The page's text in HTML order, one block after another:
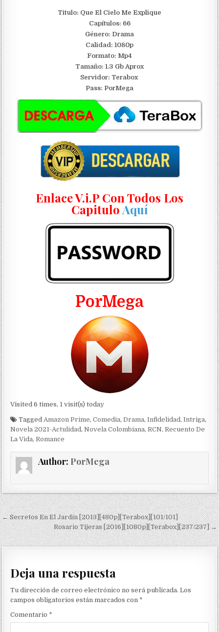
Titulo: Que El Cielo Me Explique
Capítulos: 66
Género: Drama
Calidad: 1080p
Formato: Mp4
Tamaño: 1.3 Gb Aprox
Servidor: Terabox
Pass: PorMega
Enlace V.i.P Con Todos Los
Capitulo Aquí
PorMega
Visited 6 times, 1 visit(s) today
Tagged Amazon Prime,Comedia,Drama,Infidelidad,Intriga,
Novela 2021-Actulidad,Novela Colombiana,RCN,Recuento De
La Vida,Romance
Author: PorMega
Navegación de entradas
← Secretos En El Jardín [2013][480p][Terabox][101/101]
Rosario Tijeras [2016][1080p][Terabox][237/237] →
Deja una respuesta
Tu dirección de correo electrónico no será publicada. Los
campos obligatorios están marcados con *
Comentario *